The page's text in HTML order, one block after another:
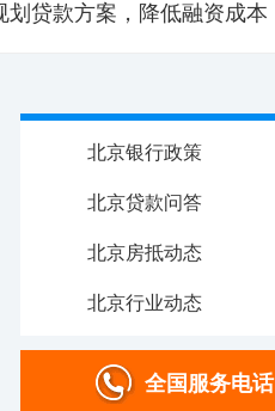
划贷款方案，降低融资成本
北京银行政策
北京贷款问答
北京房抵动态
北京行业动态
全国服务电话